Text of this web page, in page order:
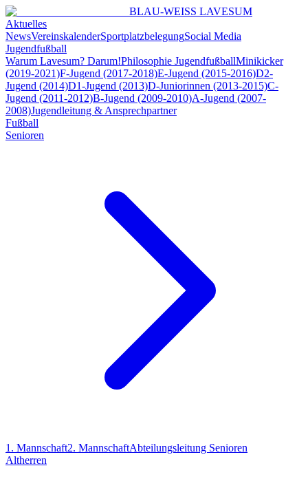
BLAU-WEISS LAVESUM
Aktuelles
NewsVereinskalenderSportplatzbelegungSocial Media
Jugendfußball
Warum Lavesum? Darum!Philosophie JugendfußballMinikicker
(2019-2021)F-Jugend (2017-2018)E-Jugend (2015-2016)D2-
Jugend (2014)D1-Jugend (2013)D-Juniorinnen (2013-2015)C-
Jugend (2011-2012)B-Jugend (2009-2010)A-Jugend (2007-
2008)Jugendleitung & Ansprechpartner
Fußball
Senioren
1. Mannschaft2. MannschaftAbteilungsleitung Senioren
Altherren